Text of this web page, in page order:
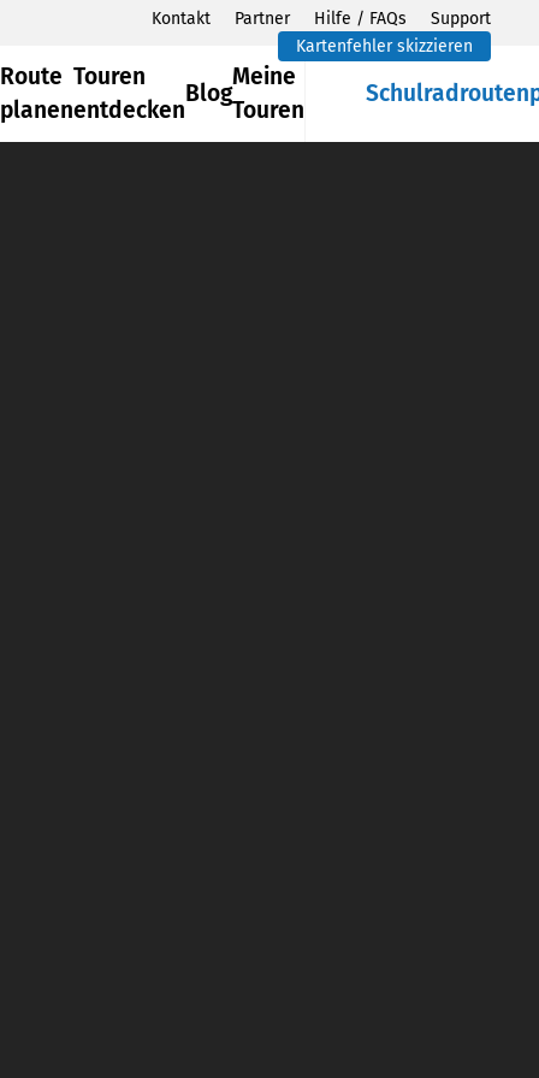
Kontakt Partner Hilfe / FAQs
Support
Kartenfehler skizzieren
Route
planen
Touren
entdecken
Blog
Meine
Touren